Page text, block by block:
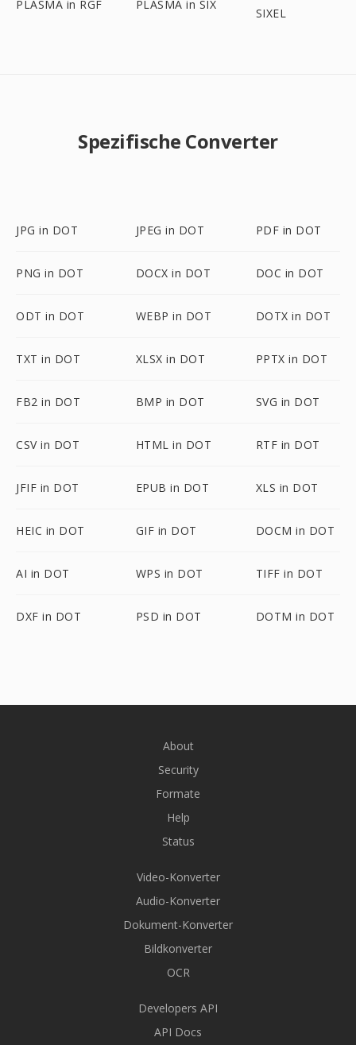
PLASMA in RGF PLASMA in SIX
SIXEL
Spezifische Converter
JPG in DOT JPEG in DOT PDF in DOT
PNG in DOT DOCX in DOT DOC in DOT
ODT in DOT WEBP in DOT DOTX in DOT
TXT in DOT XLSX in DOT PPTX in DOT
FB2 in DOT BMP in DOT SVG in DOT
CSV in DOT HTML in DOT RTF in DOT
JFIF in DOT EPUB in DOT XLS in DOT
HEIC in DOT GIF in DOT DOCM in DOT
AI in DOT WPS in DOT TIFF in DOT
DXF in DOT PSD in DOT DOTM in DOT
About
Security
Formate
Help
Status
Video-Konverter
Audio-Konverter
Dokument-Konverter
Bildkonverter
OCR
Developers API
API Docs